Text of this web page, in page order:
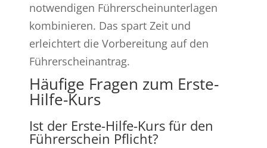
notwendigen Führerscheinunterlagen
kombinieren. Das spart Zeit und
erleichtert die Vorbereitung auf den
Führerscheinantrag.
Häufige Fragen zum Erste-
Hilfe-Kurs
Ist der Erste-Hilfe-Kurs für den
Führerschein Pflicht?